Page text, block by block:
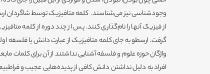
وجودشناسی نیز می‌شناسند. کلمه متافیزیک توسط شاگردان
از فیزیک آنها را نام‌گذاری کنند. پس از چند دوره از کلمه
گرفت. ارسطو به جای کلمه متافیزیک از عبارت دانش یا فلسفه
واژگان حوزه علوم و فلسفه آشنایی نداشتند از آن برای کلمات
افراد به دلیل نداشتن دانش کافی از پدیده‌هایی عجیب و